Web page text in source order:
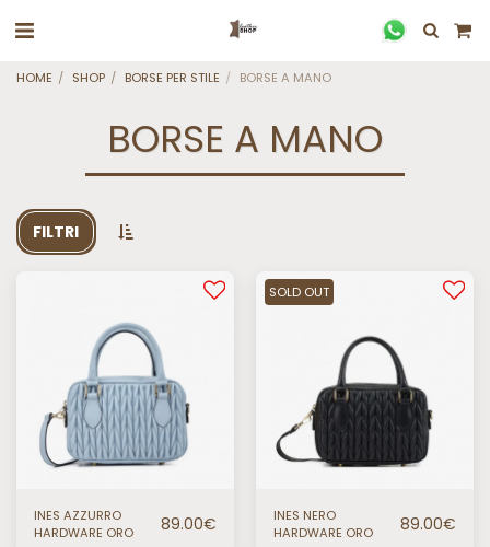
HOME SHOP BORSE PER STILE BORSE A MANO
BORSE A MANO
FILTRI
INES AZZURRO
HARDWARE ORO
89.00€
SOLD OUT
INES NERO
HARDWARE ORO
89.00€